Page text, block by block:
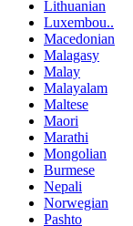
Lithuanian
Luxembou..
Macedonian
Malagasy
Malay
Malayalam
Maltese
Maori
Marathi
Mongolian
Burmese
Nepali
Norwegian
Pashto